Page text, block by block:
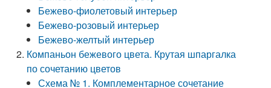
Бежево-фиолетовый интерьер
Бежево-розовый интерьер
Бежево-желтый интерьер
Компаньон бежевого цвета. Крутая шпаргалка
по сочетанию цветов
Схема № 1. Комплементарное сочетание